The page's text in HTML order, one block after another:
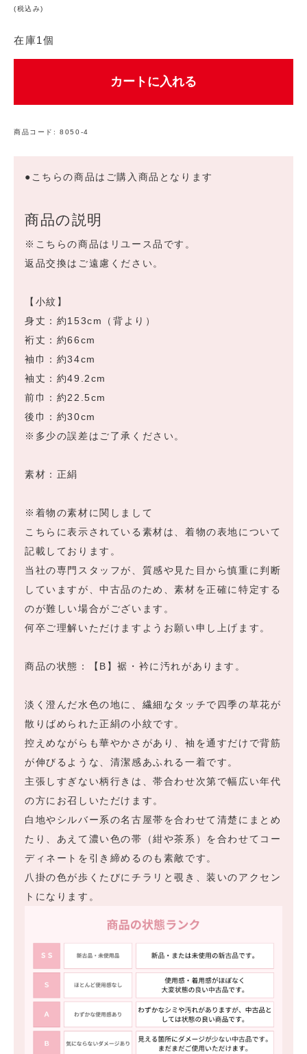
(税込み)
在庫1個
カートに入れる
商品コード:8050-4
●こちらの商品はご購入商品となります
商品の説明
※こちらの商品はリユース品です。
返品交換はご遠慮ください。
【小紋】
身丈：約153cm（背より）
裄丈：約66cm
袖巾：約34cm
袖丈：約49.2cm
前巾：約22.5cm
後巾：約30cm
※多少の誤差はご了承ください。
素材：正絹
※着物の素材に関しまして
こちらに表示されている素材は、着物の表地について
記載しております。
当社の専門スタッフが、質感や見た目から慎重に判断
していますが、中古品のため、素材を正確に特定する
のが難しい場合がございます。
何卒ご理解いただけますようお願い申し上げます。
商品の状態：【B】裾・衿に汚れがあります。
淡く澄んだ水色の地に、繊細なタッチで四季の草花が
散りばめられた正絹の小紋です。
控えめながらも華やかさがあり、袖を通すだけで背筋
が伸びるような、清潔感あふれる一着です。
主張しすぎない柄行きは、帯合わせ次第で幅広い年代
の方にお召しいただけます。
白地やシルバー系の名古屋帯を合わせて清楚にまとめ
たり、あえて濃い色の帯（紺や茶系）を合わせてコー
ディネートを引き締めるのも素敵です。
八掛の色が歩くたびにチラリと覗き、装いのアクセン
トになります。